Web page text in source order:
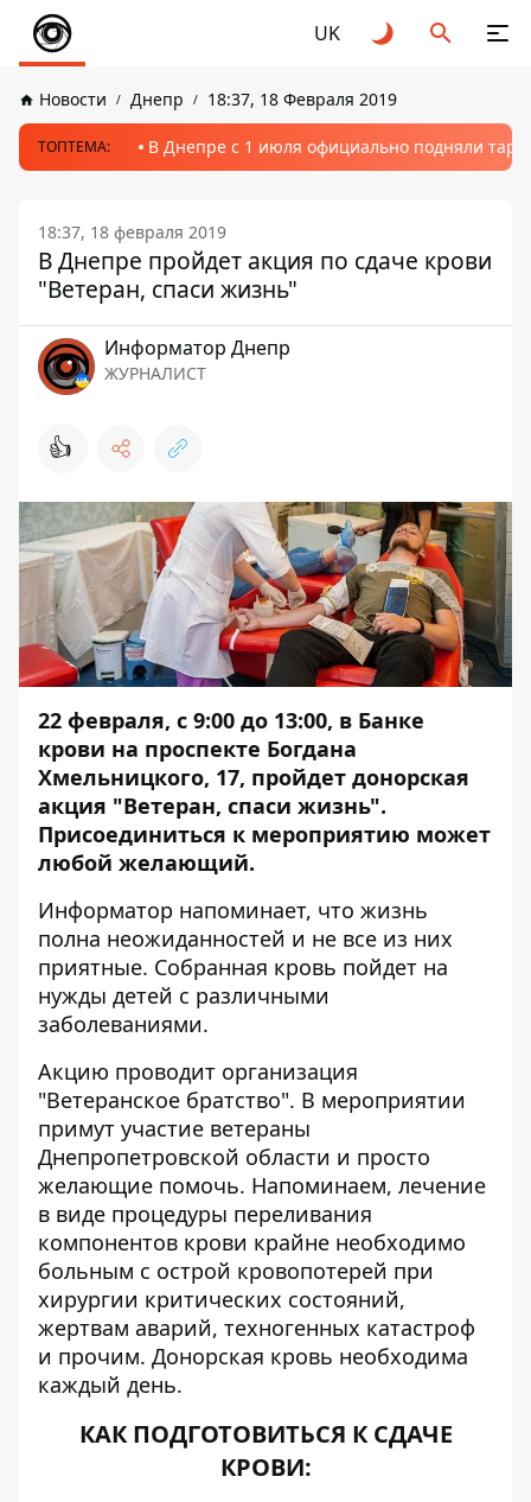
UK
Новости Днепр 18:37, 18 Февраля 2019
ТОПТЕМА: В Днепре с 1 июля официально подняли
18:37, 18 февраля 2019
В Днепре пройдет акция по сдаче крови
"Ветеран, спаси жизнь"
Информатор Днепр
ЖУРНАЛИСТ
👍
22 февраля, с 9:00 до 13:00, в Банке
крови на проспекте Богдана
Хмельницкого, 17, пройдет донорская
акция "Ветеран, спаси жизнь".
Присоединиться к мероприятию может
любой желающий.
Информатор напоминает, что жизнь
полна неожиданностей и не все из них
приятные. Собранная кровь пойдет на
нужды детей с различными
заболеваниями.
Акцию проводит организация
"Ветеранское братство". В мероприятии
примут участие ветераны
Днепропетровской области и просто
желающие помочь. Напоминаем, лечение
в виде процедуры переливания
компонентов крови крайне необходимо
больным с острой кровопотерей при
хирургии критических состояний,
жертвам аварий, техногенных катастроф
и прочим. Донорская кровь необходима
каждый день.
КАК ПОДГОТОВИТЬСЯ К СДАЧЕ
КРОВИ: